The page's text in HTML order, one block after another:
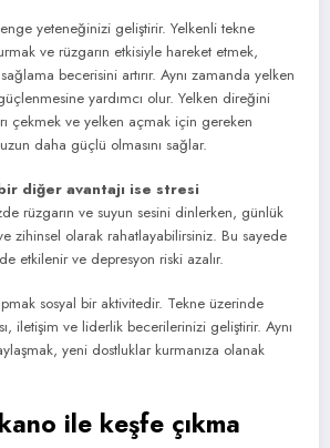
yeteneğinizi geliştirir. Yelkenli tekne
ve rüzgarın etkisiyle hareket etmek,
becerisini artırır. Aynı zamanda yelken
yardımcı olur. Yelken direğini
çekmek ve yelken açmak için gereken
daha güçlü olmasını sağlar.
diğer avantajı ise stresi
rüzgarın ve suyun sesini dinlerken, günlük
zihinsel olarak rahatlayabilirsiniz. Bu sayede
etkilenir ve depresyon riski azalır.
sosyal bir aktivitedir. Tekne üzerinde
iletişim ve liderlik becerilerinizi geliştirir. Aynı
yeni dostluklar kurmanıza olanak
ile keşfe çıkma